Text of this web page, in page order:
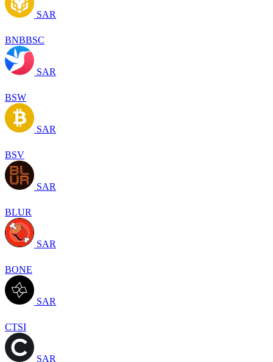
SAR
BNBBSC
SAR
BSW
SAR
BSV
SAR
BLUR
SAR
BONE
SAR
CTSI
SAR